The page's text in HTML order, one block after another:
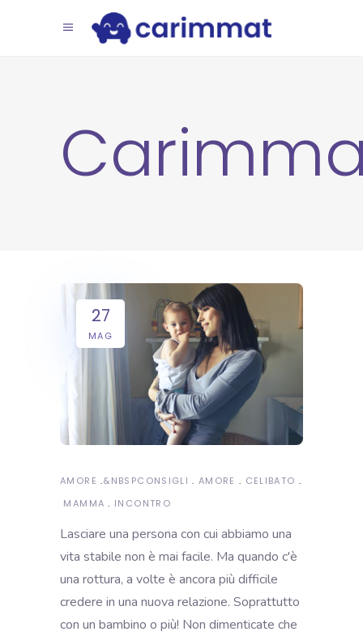
27
MAG
AMORE &NBSPCONSIGLI AMORE
CELIBATO
MAMMA
INCONTRO
Lasciare una persona con cui abbiamo una
vita stabile non è mai facile. Ma quando c'è
una rottura, a volte è ancora più difficile
credere in una nuova relazione. Soprattutto
con un bambino o più! Non dimenticate che